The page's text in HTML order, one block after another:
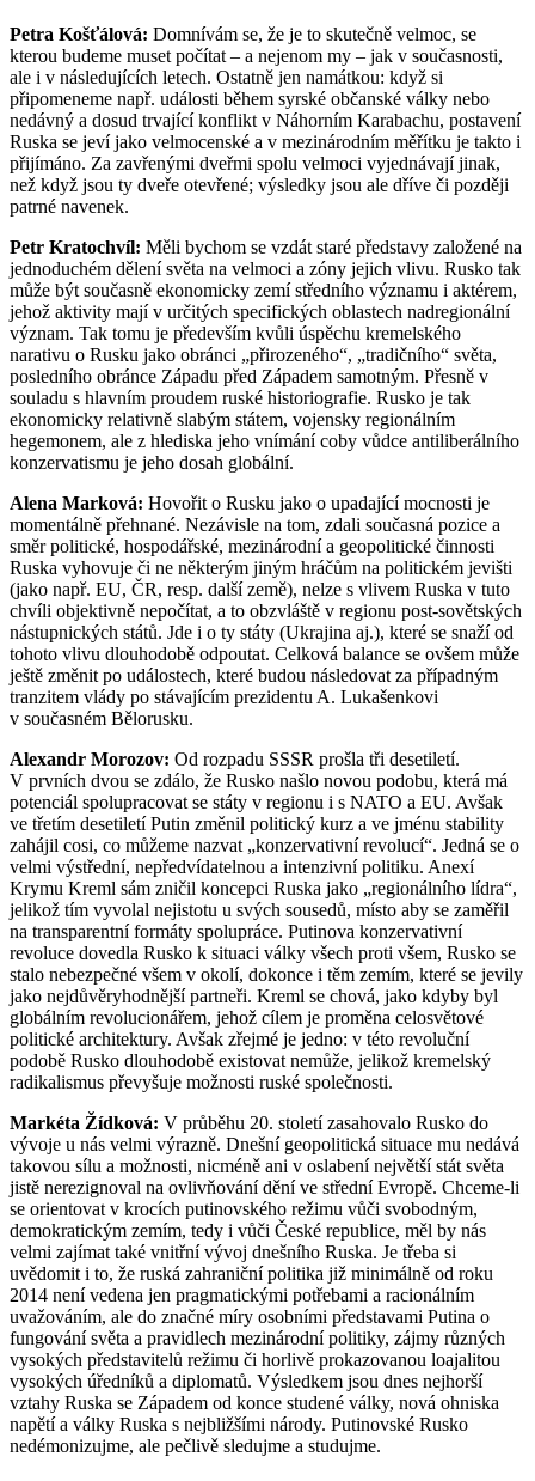
Petra Košťálová: Domnívám se, že je to skutečně velmoc, se
kterou budeme muset počítat – a nejenom my – jak v současnosti,
ale i v následujících letech. Ostatně jen namátkou: když si
připomeneme např. události během syrské občanské války nebo
nedávný a dosud trvající konflikt v Náhorním Karabachu, postavení
Ruska se jeví jako velmocenské a v mezinárodním měřítku je takto i
přijímáno. Za zavřenými dveřmi spolu velmoci vyjednávají jinak,
než když jsou ty dveře otevřené; výsledky jsou ale dříve či později
patrné navenek.
Petr Kratochvíl: Měli bychom se vzdát staré představy založené na
jednoduchém dělení světa na velmoci a zóny jejich vlivu. Rusko tak
může být současně ekonomicky zemí středního významu i aktérem,
jehož aktivity mají v určitých specifických oblastech nadregionální
význam. Tak tomu je především kvůli úspěchu kremelského
narativu o Rusku jako obránci „přirozeného“, „tradičního“ světa,
posledního obránce Západu před Západem samotným. Přesně v
souladu s hlavním proudem ruské historiografie. Rusko je tak
ekonomicky relativně slabým státem, vojensky regionálním
hegemonem, ale z hlediska jeho vnímání coby vůdce antiliberálního
konzervatismu je jeho dosah globální.
Alena Marková: Hovořit o Rusku jako o upadající mocnosti je
momentálně přehnané. Nezávisle na tom, zdali současná pozice a
směr politické, hospodářské, mezinárodní a geopolitické činnosti
Ruska vyhovuje či ne některým jiným hráčům na politickém jevišti
(jako např. EU, ČR, resp. další země), nelze s vlivem Ruska v tuto
chvíli objektivně nepočítat, a to obzvláště v regionu post-sovětských
nástupnických států. Jde i o ty státy (Ukrajina aj.), které se snaží od
tohoto vlivu dlouhodobě odpoutat. Celková balance se ovšem může
ještě změnit po událostech, které budou následovat za případným
tranzitem vlády po stávajícím prezidentu A. Lukašenkovi
v současném Bělorusku.
Alexandr Morozov: Od rozpadu SSSR prošla tři desetiletí.
V prvních dvou se zdálo, že Rusko našlo novou podobu, která má
potenciál spolupracovat se státy v regionu i s NATO a EU. Avšak
ve třetím desetiletí Putin změnil politický kurz a ve jménu stability
zahájil cosi, co můžeme nazvat „konzervativní revolucí“. Jedná se o
velmi výstřední, nepředvídatelnou a intenzivní politiku. Anexí
Krymu Kreml sám zničil koncepci Ruska jako „regionálního lídra“,
jelikož tím vyvolal nejistotu u svých sousedů, místo aby se zaměřil
na transparentní formáty spolupráce. Putinova konzervativní
revoluce dovedla Rusko k situaci války všech proti všem, Rusko se
stalo nebezpečné všem v okolí, dokonce i těm zemím, které se jevily
jako nejdůvěryhodnější partneři. Kreml se chová, jako kdyby byl
globálním revolucionářem, jehož cílem je proměna celosvětové
politické architektury. Avšak zřejmé je jedno: v této revoluční
podobě Rusko dlouhodobě existovat nemůže, jelikož kremelský
radikalismus převyšuje možnosti ruské společnosti.
Markéta Žídková: V průběhu 20. století zasahovalo Rusko do
vývoje u nás velmi výrazně. Dnešní geopolitická situace mu nedává
takovou sílu a možnosti, nicméně ani v oslabení největší stát světa
jistě nerezignoval na ovlivňování dění ve střední Evropě. Chceme-li
se orientovat v krocích putinovského režimu vůči svobodným,
demokratickým zemím, tedy i vůči České republice, měl by nás
velmi zajímat také vnitřní vývoj dnešního Ruska. Je třeba si
uvědomit i to, že ruská zahraniční politika již minimálně od roku
2014 není vedena jen pragmatickými potřebami a racionálním
uvažováním, ale do značné míry osobními představami Putina o
fungování světa a pravidlech mezinárodní politiky, zájmy různých
vysokých představitelů režimu či horlivě prokazovanou loajalitou
vysokých úředníků a diplomatů. Výsledkem jsou dnes nejhorší
vztahy Ruska se Západem od konce studené války, nová ohniska
napětí a války Ruska s nejbližšími národy. Putinovské Rusko
nedémonizujme, ale pečlivě sledujme a studujme.